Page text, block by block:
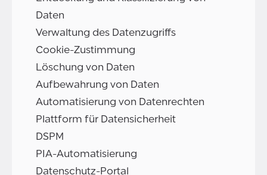
Daten
Verwaltung des Datenzugriffs
Cookie-Zustimmung
Löschung von Daten
Aufbewahrung von Daten
Automatisierung von Datenrechten
Plattform für Datensicherheit
DSPM
PIA-Automatisierung
Datenschutz-Portal